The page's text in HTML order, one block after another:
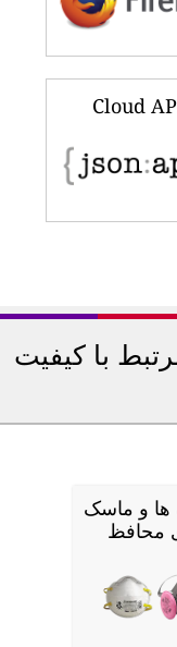
Cloud
با کیفیت
و ماسک
محافظ